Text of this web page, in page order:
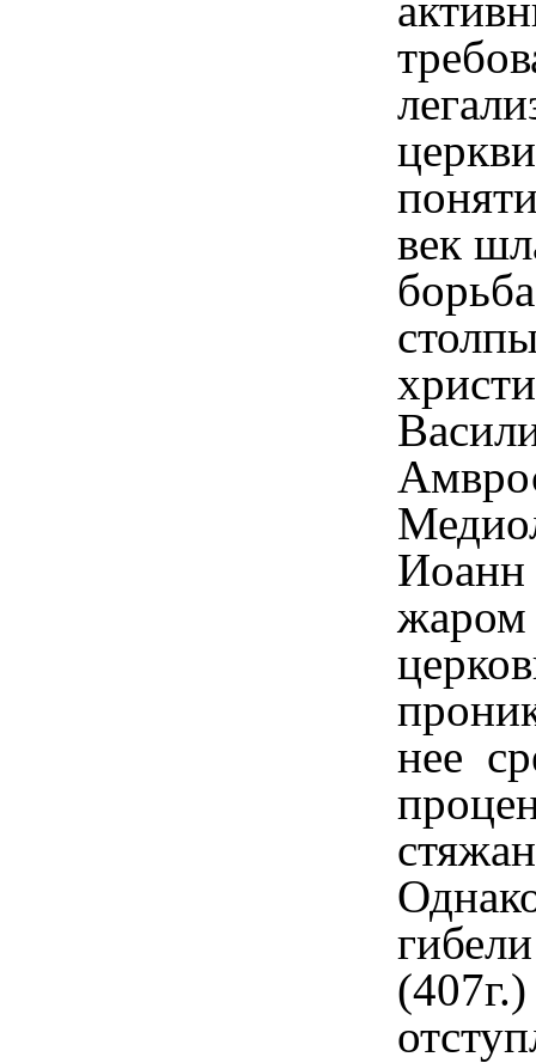
век
Иоанн
нее
(407г.)